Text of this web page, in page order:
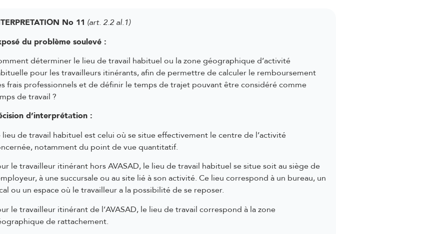
No 11 (art. 2.2 al.1)
du problème soulevé :
déterminer le lieu de travail habituel ou la zone géographique d’activité
pour les travailleurs itinérants, afin de permettre de calculer le remboursement
frais professionnels et de définir le temps de trajet pouvant être considéré comme
de travail ?
d’interprétation :
lieu de travail habituel est celui où se situe effectivement le centre de l’activité
notamment du point de vue quantitatif.
le travailleur itinérant hors AVASAD, le lieu de travail habituel se situe soit au siège de
à une succursale ou au site lié à son activité. Ce lieu correspond à un bureau, un
ou un espace où le travailleur a la possibilité de se reposer.
le travailleur itinérant de l’AVASAD, le lieu de travail correspond à la zone
de rattachement.